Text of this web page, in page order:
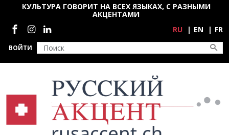
Перейти к основному содержанию
ВОЙТИ
КУЛЬТУРА ГОВОРИТ НА ВСЕХ ЯЗЫКАХ, С РАЗНЫМИ
АКЦЕНТАМИ
Социальные сети
RU EN FR